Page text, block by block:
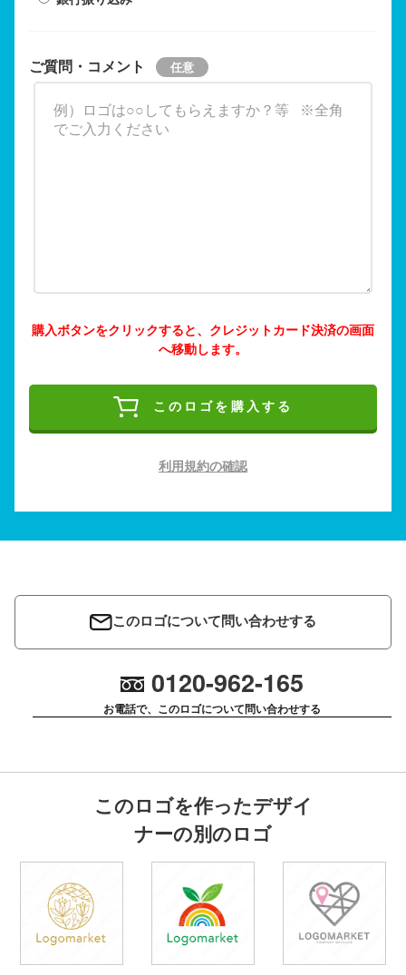
ご質問・コメント
購入ボタンをクリックすると、クレジットカード決済の画面
へ移動します。
このロゴを購入する
利用規約の確認
このロゴについて問い合わせする
0120-962-165
お電話で、このロゴについて問い合わせする
このロゴを作ったデザイ
ナーの別のロゴ